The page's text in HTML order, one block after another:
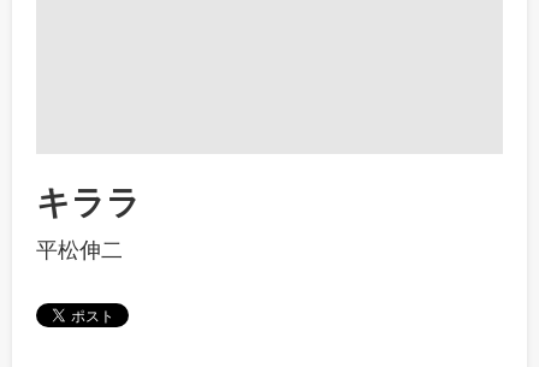
キララ
平松伸二